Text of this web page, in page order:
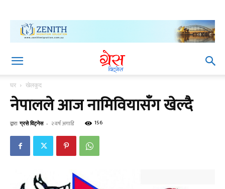
घर खेलकुद
नेपालले आज नामिवियासँग खेल्दै
द्वारा ग्रसे विट्नेस - २ वर्ष अगाडि 156